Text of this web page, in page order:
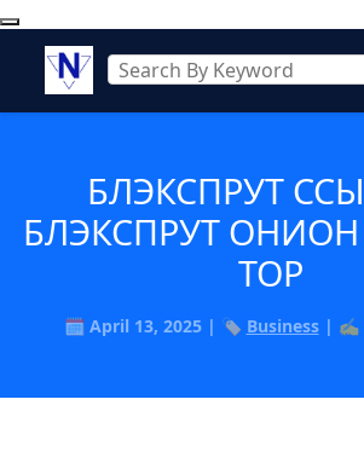
БЛЭКСПРУТ
БЛЭКСПРУТ ОНИОН
ТОР
🗓️ April 13, 2025 | 🏷️ Business| ✍️